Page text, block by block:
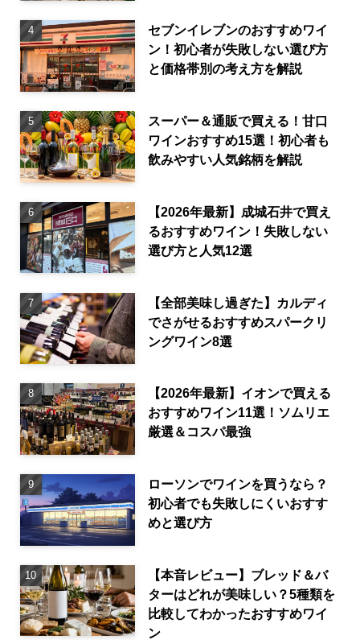
セブンイレブンのおすすめワイ
ン！初心者が失敗しない選び方
と価格帯別の考え方を解説
スーパー＆通販で買える！甘口
ワインおすすめ15選！初心者も
飲みやすい人気銘柄を解説
【2026年最新】成城石井で買え
るおすすめワイン！失敗しない
選び方と人気12選
【全部美味し過ぎた】カルディ
でさがせるおすすめスパークリ
ングワイン8選
【2026年最新】イオンで買える
おすすめワイン11選！ソムリエ
厳選＆コスパ最強
ローソンでワインを買うなら？
初心者でも失敗しにくいおすす
めと選び方
【本音レビュー】ブレッド＆バ
ターはどれが美味しい？5種類を
比較してわかったおすすめワイ
ン